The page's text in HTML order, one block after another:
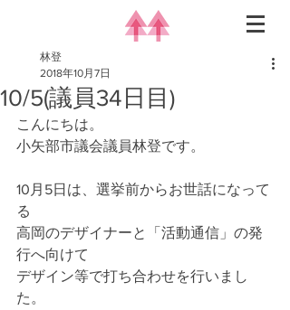
10/5(議員34日目)
林登
2018年10月7日
こんにちは。
小矢部市議会議員林登です。
10月5日は、選挙前からお世話になって
る
高岡のデザイナーと「活動通信」の発
行へ向けて
デザイン等で打ち合わせを行いまし
た。